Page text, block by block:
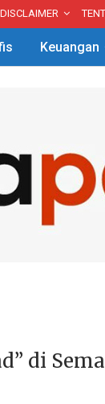
DISCLAIMER
Keuangan
di